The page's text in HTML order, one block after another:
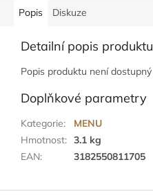
Popis Diskuze
Detailní popis produktu
Popis produktu není dostupný
Doplňkové parametry
Kategorie:
MENU
Hmotnost: 3.1 kg
EAN: 3182550811705